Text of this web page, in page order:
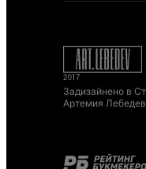
Задизайнено в
Артемия